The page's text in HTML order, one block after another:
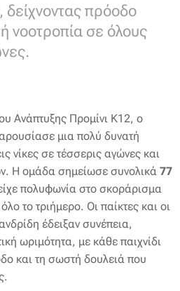
δείχνοντας πρόοδο
νοοτροπία σε όλους
Ανάπτυξης Προμίνι K12, ο
μια πολύ δυνατή
νίκες σε τέσσερις αγώνες και
Η ομάδα σημείωσε συνολικά 77
πολυφωνία στο σκοράρισμα
το τριήμερο. Οι παίκτες και οι
έδειξαν συνέπεια,
ωριμότητα, με κάθε παιχνίδι
και τη σωστή δουλειά που